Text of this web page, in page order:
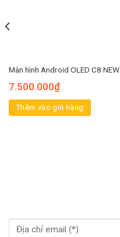
Màn hình Android OLED C8 NEW
7.500.000₫
Thêm vào giỏ hàng